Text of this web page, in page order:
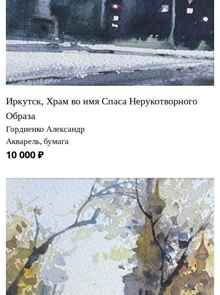
Иркутск, Храм во имя Спаса Нерукотворного
Образа
Гордиенко Александр
Акварель, бумага
10 000 ₽